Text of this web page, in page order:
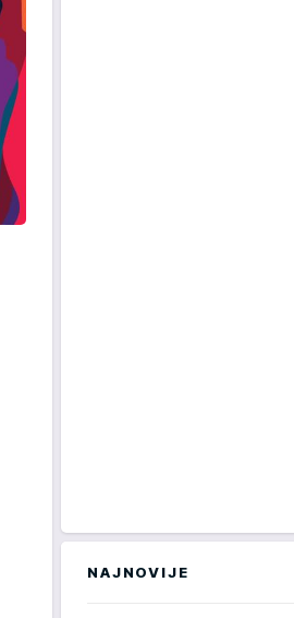
NAJNOVIJE